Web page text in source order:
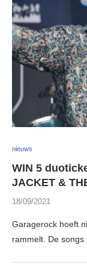
nieuws
WIN 5
JACKET &
18/09/2021
Garagerock hoeft
rammelt. De